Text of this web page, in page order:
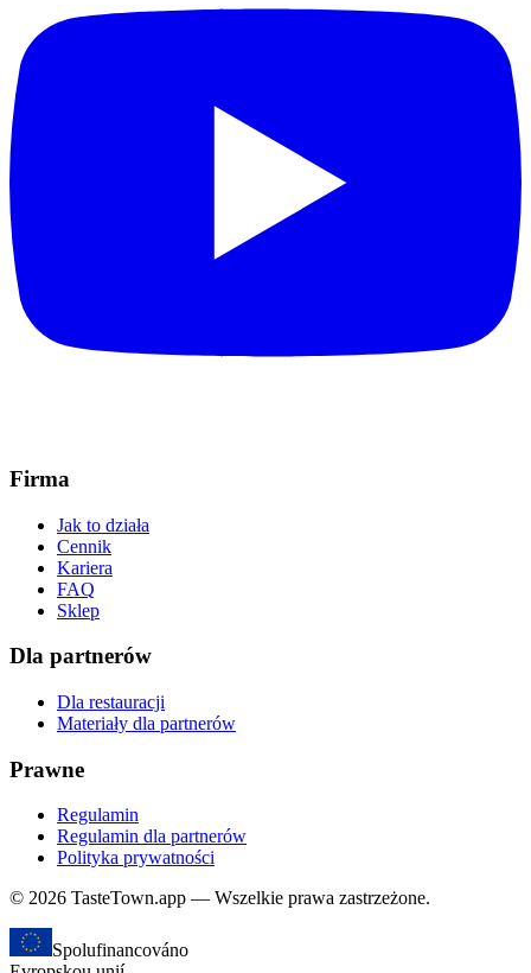
Firma
Jak to działa
Cennik
Kariera
FAQ
Sklep
Dla partnerów
Dla restauracji
Materiały dla partnerów
Prawne
Regulamin
Regulamin dla partnerów
Polityka prywatności
© 2026 TasteTown.app — Wszelkie prawa zastrzeżone.
Spolufinancováno